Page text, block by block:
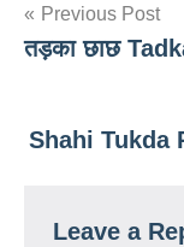
Post
Previous Post
तड़का छाछ
Shahi Tukda
Leave a